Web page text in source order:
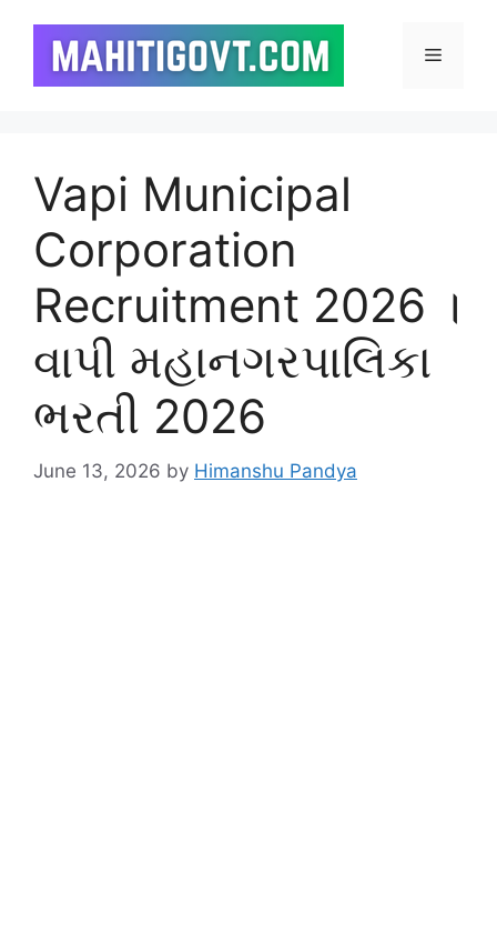
content
Menu
Vapi Municipal
Corporation
Recruitment 2026 ।
વાપી મહાનગરપાલિકા
ભરતી 2026
June 13, 2026 by Himanshu Pandya